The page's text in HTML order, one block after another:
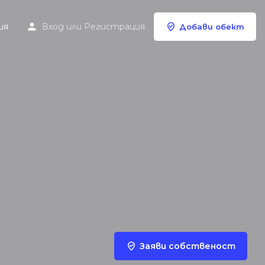
Вход или Регистрация Добави обект
Заяви собственост